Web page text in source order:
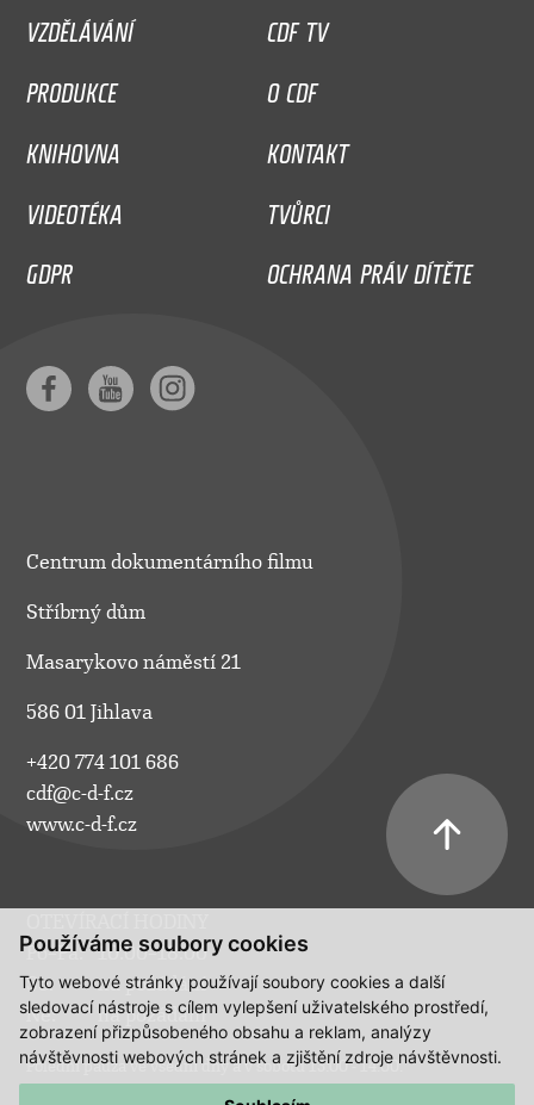
Používáme soubory cookies
Tyto webové stránky používají soubory cookies a další
sledovací nástroje s cílem vylepšení uživatelského prostředí,
zobrazení přizpůsobeného obsahu a reklam, analýzy
návštěvnosti webových stránek a zjištění zdroje návštěvnosti.
VZDĚLÁVÁNÍ
CDF TV
PRODUKCE
O CDF
KNIHOVNA
KONTAKT
VIDEOTÉKA
TVŮRCI
GDPR
OCHRANA PRÁV DÍTĚTE
Centrum dokumentárního filmu
Stříbrný dům
Masarykovo náměstí 21
586 01 Jihlava
+420 774 101 686
cdf@c-d-f.cz
www.c-d-f.cz
Po–Pá:
10.00–18.00
So:
na požádání
Ne:
na požádání
Polední pauza ve všední dny a v sobotu 13:00 - 14:00.